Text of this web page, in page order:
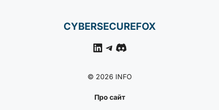
CYBERSECUREFOX
LinkedIn
Telegram
Discord
© 2026 INFO
Про сайт